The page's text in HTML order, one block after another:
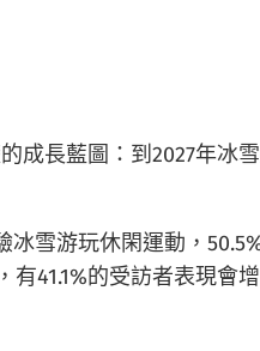
成長藍圖：到2027年冰
雪游玩休閑運動，
41.1%的受訪者表現會